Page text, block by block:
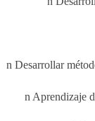
n Desarrollar
n Aprendizaje